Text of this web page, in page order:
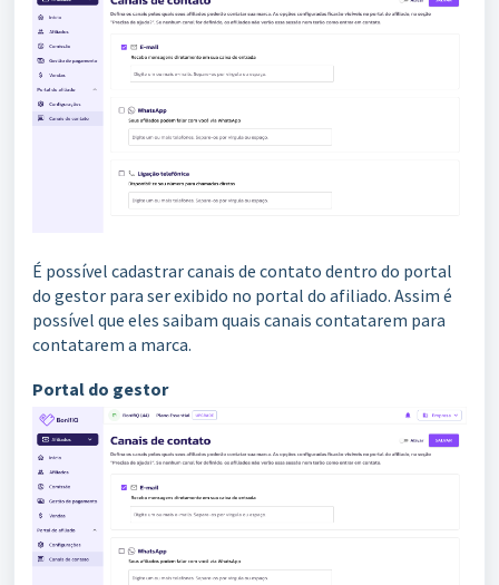
É possível cadastrar canais de contato dentro do portal
do gestor para ser exibido no portal do afiliado. Assim é
possível que eles saibam quais canais contatarem para
contatarem a marca.
Portal do gestor